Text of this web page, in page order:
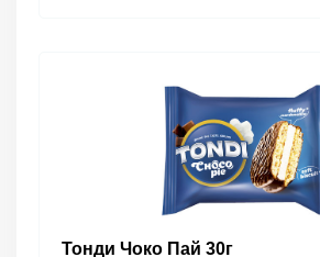
Тонди Чоко Пай 30г